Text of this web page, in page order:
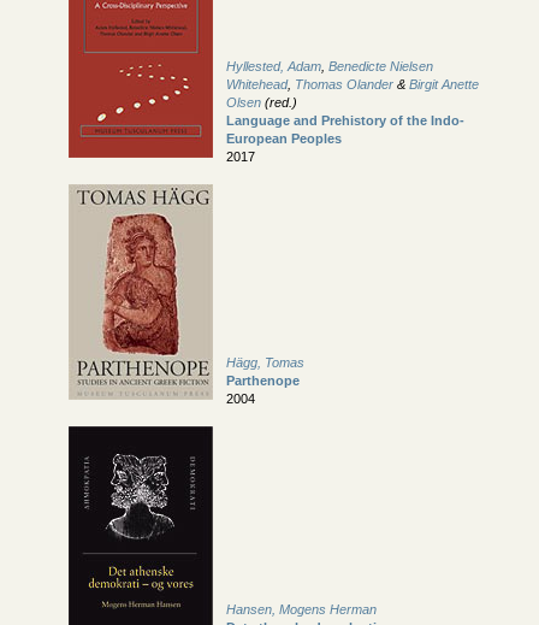
Hyllested, Adam Benedicte Nielsen
Whitehead, Thomas Olander & Birgit Anette
Olsen (red.)
Language and Prehistory of the Indo-
European Peoples
2017
Hägg, Tomas
Parthenope
2004
Hansen, Mogens Herman